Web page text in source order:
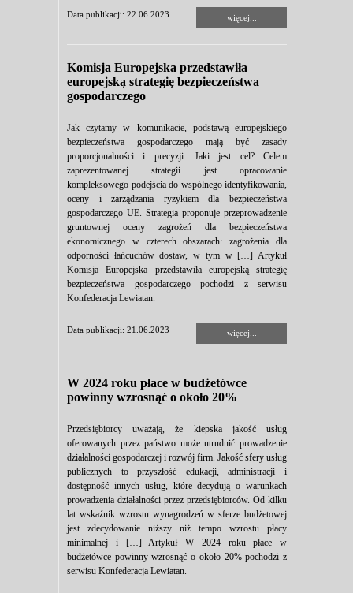
Data publikacji: 22.06.2023 więcej...
Komisja Europejska przedstawiła
europejską strategię bezpieczeństwa
gospodarczego
Jak czytamy w komunikacie, podstawą europejskiego
bezpieczeństwa gospodarczego mają być zasady
proporcjonalności i precyzji. Jaki jest cel? Celem
zaprezentowanej strategii jest opracowanie
kompleksowego podejścia do wspólnego identyfikowania,
oceny i zarządzania ryzykiem dla bezpieczeństwa
gospodarczego UE. Strategia proponuje przeprowadzenie
gruntownej oceny zagrożeń dla bezpieczeństwa
ekonomicznego w czterech obszarach: zagrożenia dla
odporności łańcuchów dostaw, w tym w […] Artykuł
Komisja Europejska przedstawiła europejską strategię
bezpieczeństwa gospodarczego pochodzi z serwisu
Konfederacja Lewiatan.
Data publikacji: 21.06.2023 więcej...
W 2024 roku płace w budżetówce
powinny wzrosnąć o około 20%
Przedsiębiorcy uważają, że kiepska jakość usług
oferowanych przez państwo może utrudnić prowadzenie
działalności gospodarczej i rozwój firm. Jakość sfery usług
publicznych to przyszłość edukacji, administracji i
dostępność innych usług, które decydują o warunkach
prowadzenia działalności przez przedsiębiorców. Od kilku
lat wskaźnik wzrostu wynagrodzeń w sferze budżetowej
jest zdecydowanie niższy niż tempo wzrostu płacy
minimalnej i […] Artykuł W 2024 roku płace w
budżetówce powinny wzrosnąć o około 20% pochodzi z
serwisu Konfederacja Lewiatan.